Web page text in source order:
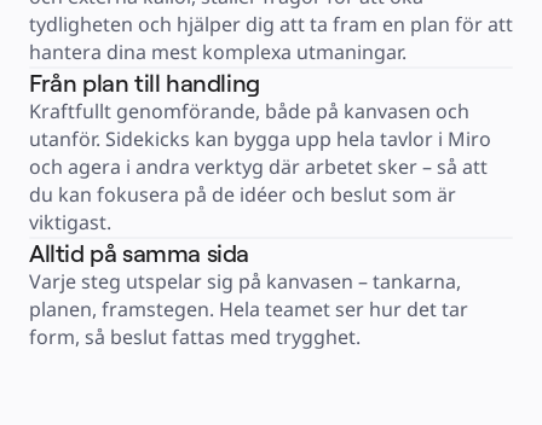
Professional Services
Tillverkning
Detaljhandel
Finansiella tjänster
Läkemedel och biovetenskap
Efter team
Produktledning
Design och UX
Teknik
Produktledning och drift
Marknadsföring
Efter strategiska initiativ
Produktoperativsystem
AI-transformation
Förändring av arbetssätt
Digital medarbetarupplevelse
Kundupplevelse och servicedesign
Moln- och programvaruomvandling
Resurser
tydligheten och hjälper dig att ta fram en plan för att
hantera dina mest komplexa utmaningar.
Från plan till handling
Kraftfullt genomförande, både på kanvasen och
utanför. Sidekicks kan bygga upp hela tavlor i Miro
och agera i andra verktyg där arbetet sker – så att
du kan fokusera på de idéer och beslut som är
viktigast.
Alltid på samma sida
Varje steg utspelar sig på kanvasen – tankarna,
planen, framstegen. Hela teamet ser hur det tar
form, så beslut fattas med trygghet.